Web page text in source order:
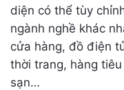
diện có thể tùy
ngành nghề khác
cửa hàng, đồ điện
thời trang, hàng
sạn…